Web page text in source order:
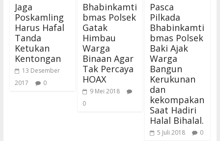
Jaga
Poskamling
Harus Hafal
Tanda
Ketukan
Kentongan
13 Desember
2017
0
Bhabinkamti
bmas Polsek
Gatak
Himbau
Warga
Binaan Agar
Tak Percaya
HOAX
9 Mei 2018
0
Pasca
Pilkada
Bhabinkamti
bmas Polsek
Baki Ajak
Warga
Bangun
Kerukunan
dan
kekompakan
Saat Hadiri
Halal Bihalal.
5 Juli 2018 0